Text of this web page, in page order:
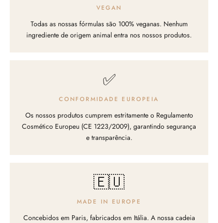
VEGAN
Todas as nossas fórmulas são 100% veganas. Nenhum
ingrediente de origem animal entra nos nossos produtos.
✅
CONFORMIDADE EUROPEIA
Os nossos produtos cumprem estritamente o Regulamento
Cosmético Europeu (CE 1223/2009), garantindo segurança
e transparência.
🇪🇺
MADE IN EUROPE
Concebidos em Paris, fabricados em Itália. A nossa cadeia